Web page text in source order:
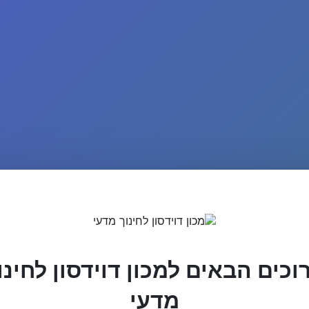
הבאים למכון דוידסון
מדעי